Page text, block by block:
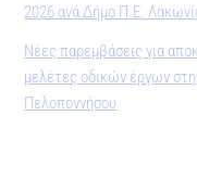
2026 ανά Δήμο Π.Ε.
Νέες παρεμβάσεις για
μελέτες οδικών έργων
Πελοποννήσου